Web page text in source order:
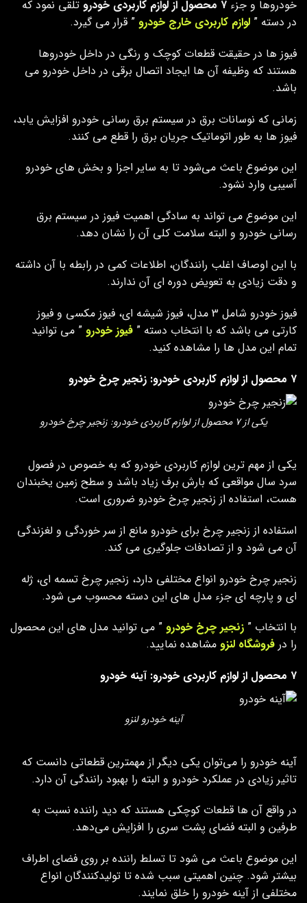
خودروها و جزء ۷ محصول از لوازم کاربردی خودرو
تلقی نمود که
در دسته ” لوازم کاربردی خارج خودرو ” قرار می گیرد.
فیوز ها در حقیقت قطعات کوچک و رنگی در داخل خودروها
هستند که وظیفه آن ها ایجاد اتصال برقی در داخل خودرو می
باشد.
زمانی که نوسانات برق در سیستم برق رسانی خودرو افزایش یابد،
فیوز ها به طور اتوماتیک جریان برق را قطع می کنند.
این موضوع باعث می‌شود تا به سایر اجزا و بخش های خودرو
آسیبی وارد نشود.
این موضوع می تواند به سادگی اهمیت فیوز در سیستم برق
رسانی خودرو و البته سلامت کلی آن را نشان دهد.
با این اوصاف اغلب رانندگان، اطلاعات کمی در رابطه با آن داشته
و دقت زیادی به تعویض دوره ای آن ندارند.
فیوز خودرو شامل 3 مدل، فیوز شیشه ای، فیوز مکسی و فیوز
کارتی می باشد که با انتخاب دسته ” فیوز خودرو ” می توانید
تمام این مدل ها را مشاهده کنید.
۷ محصول از لوازم کاربردی خودرو: زنجیر چرخ خودرو
یکی از ۷ محصول از لوازم کاربردی خودرو: زنجیر چرخ خودرو
یکی از مهم ترین لوازم کاربردی خودرو که به خصوص در فصول
سرد سال مواقعی که بارش برف زیاد باشد و سطح زمین یخبندان
هست، استفاده از زنجیر چرخ خودرو ضروری است.
استفاده از زنجیر چرخ برای خودرو مانع از سر خوردگی و لغزندگی
آن می شود و از تصادفات جلوگیری می کند.
زنجیر چرخ خودرو انواع مختلفی دارد، زنجیر چرخ تسمه ای، ژله
ای و پارچه ای جزء مدل های این دسته محسوب می شود.
با انتخاب ” زنجیر چرخ خودرو ” می توانید مدل های این محصول
را در فروشگاه لنزو مشاهده نمایید.
۷ محصول از لوازم کاربردی خودرو: آینه خودرو
آینه خودرو لنزو
آینه خودرو را می‌توان یکی دیگر از مهمترین قطعاتی دانست که
تاثیر زیادی در عملکرد خودرو و البته را بهبود رانندگی آن دارد.
در واقع آن ها قطعات کوچکی هستند که دید راننده نسبت به
طرفین و البته فضای پشت سری را افزایش می‌دهد.
این موضوع باعث می‌ شود تا تسلط راننده بر روی فضای اطراف
بیشتر شود. چنین اهمیتی سبب شده تا تولیدکنندگان انواع
مختلفی از آینه خودرو را خلق نمایند.